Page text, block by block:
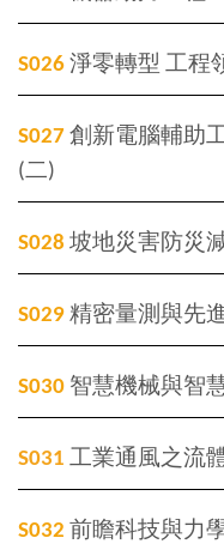
S026 淨零轉型 工程
S027 創新電腦輔助
(二)
S028 坡地災害防災
S029 精密量測與先
S030 智慧機械與智
S031 工業通風之流
S032 前瞻科技與力